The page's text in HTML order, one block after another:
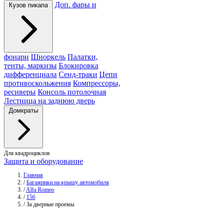
Кузов пикапа Доп. фары и
фонари Шноркель Палатки,
тенты, маркизы Блокировка
дифференциала Сенд-траки Цепи
противоскольжения Компрессоры,
ресиверы Консоль потолочная
Лестница на заднюю дверь
Домкраты
Для квадроциклов
Защита и оборудование
Главная
/ Багажники на крышу автомобиля
/Alfa Romeo
/ 156
/ За дверные проемы